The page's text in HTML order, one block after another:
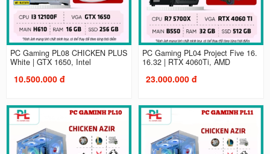
PC Gaming PL08 CHICKEN PLUS
White | GTX 1650, Intel
10.500.000 đ
PC Gaming PL04 Project Five 16.
16.32 | RTX 4060Ti, AMD
23.000.000 đ